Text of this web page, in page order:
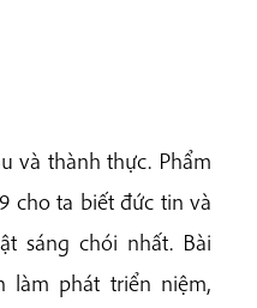
và thành thực. Phẩm
cho ta biết đức tin và
sáng chói nhất. Bài
phát triển niệm,